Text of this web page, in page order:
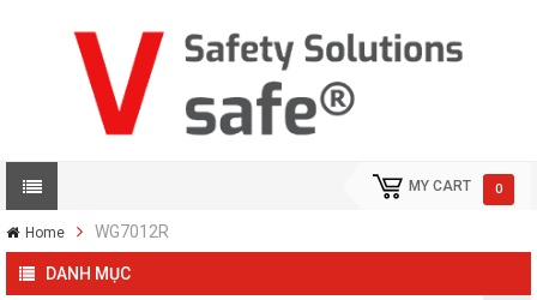
MY CART 0
Home WG7012R
DANH MỤC